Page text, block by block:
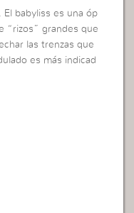
El babyliss es una óp
“rizos” grandes que
las trenzas que
es más indicad